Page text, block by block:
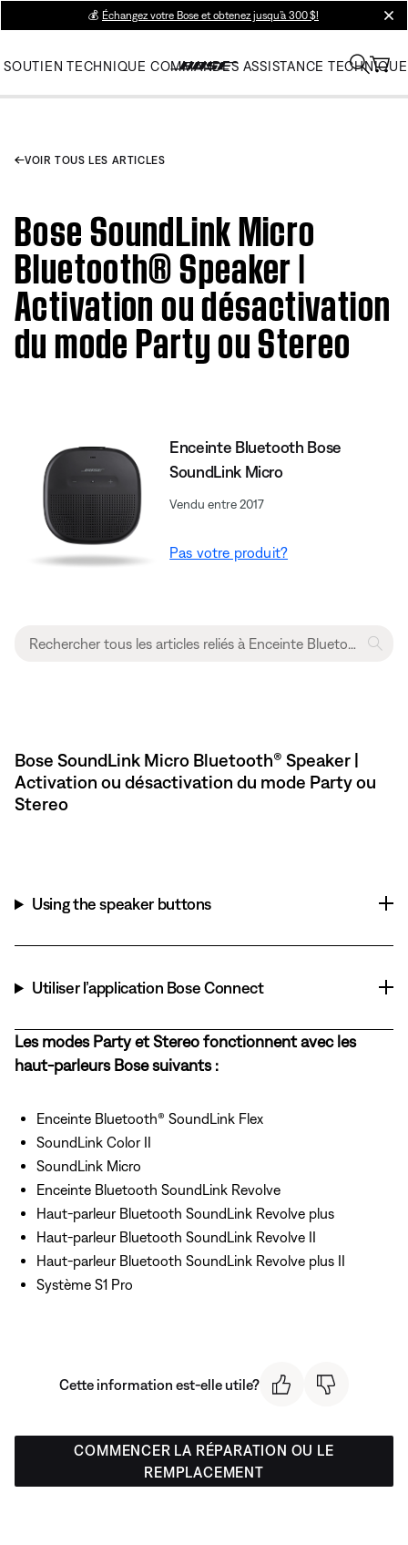
💰 Échangez votre Bose et obtenez jusqu’à 300 $!
SOUTIEN TECHNIQUE COMMANDES ASSISTANCE TECHNIQUE
VOIR TOUS LES ARTICLES
Bose SoundLink Micro
Bluetooth® Speaker |
Activation ou désactivation
du mode Party ou Stereo
Enceinte Bluetooth Bose
SoundLink Micro
Vendu entre 2017
Pas votre produit?
Bose SoundLink Micro Bluetooth® Speaker |
Activation ou désactivation du mode Party ou
Stereo
Using the speaker buttons
Utiliser l’application Bose Connect
Les modes Party et Stereo fonctionnent avec les
haut-parleurs Bose suivants :
Enceinte Bluetooth® SoundLink Flex
SoundLink Color II
SoundLink Micro
Enceinte Bluetooth SoundLink Revolve
Haut-parleur Bluetooth SoundLink Revolve plus
Haut-parleur Bluetooth SoundLink Revolve II
Haut-parleur Bluetooth SoundLink Revolve plus II
Système S1 Pro
Cette information est-elle utile?
COMMENCER LA RÉPARATION OU LE
REMPLACEMENT